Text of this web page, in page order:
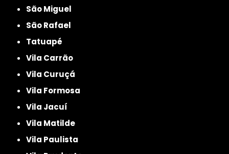
São Miguel
São Rafael
Tatuapé
Vila Carrão
Vila Curuçá
Vila Formosa
Vila Jacuí
Vila Matilde
Vila Paulista